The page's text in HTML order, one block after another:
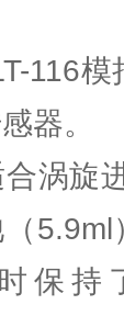
116
器。
涡旋
保持